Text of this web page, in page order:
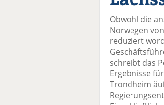
Obwohl die
Norwegen
reduziert
schreibt das
Ergebnisse
Trondheim